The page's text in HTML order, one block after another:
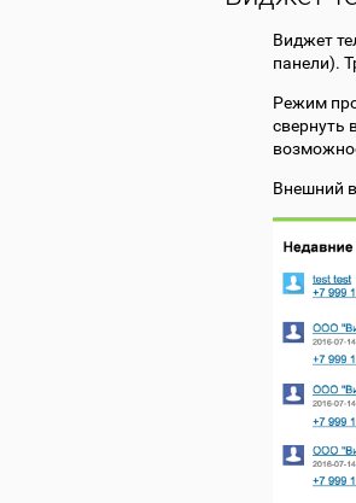
Виджет
панели).
Режим
свернуть
Внешний